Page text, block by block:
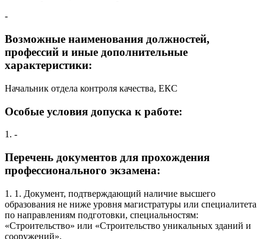
-
Возможные наименования должностей,
профессий и иные дополнительные
характеристики:
Начальник отдела контроля качества, ЕКС
Особые условия допуска к работе:
1. -
Перечень документов для прохождения
профессионального экзамена:
1. 1. Документ, подтверждающий наличие высшего
образования не ниже уровня магистратуры или специалитета
по направлениям подготовки, специальностям:
«Строительство» или «Строительство уникальных зданий и
сооружений».